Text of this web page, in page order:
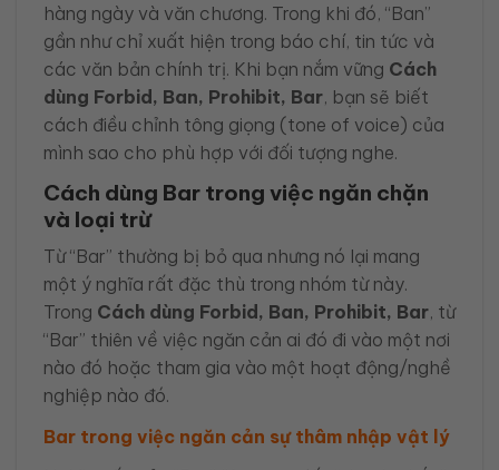
hàng ngày và văn chương. Trong khi đó, “Ban”
gần như chỉ xuất hiện trong báo chí, tin tức và
các văn bản chính trị. Khi bạn nắm vững Cách
dùng Forbid, Ban, Prohibit, Bar, bạn sẽ biết
cách điều chỉnh tông giọng (tone of voice) của
mình sao cho phù hợp với đối tượng nghe.
Cách dùng Bar trong việc ngăn chặn
và loại trừ
Từ “Bar” thường bị bỏ qua nhưng nó lại mang
một ý nghĩa rất đặc thù trong nhóm từ này.
Trong Cách dùng Forbid, Ban, Prohibit, Bar, từ
“Bar” thiên về việc ngăn cản ai đó đi vào một nơi
nào đó hoặc tham gia vào một hoạt động/nghề
nghiệp nào đó.
Bar trong việc ngăn cản sự thâm nhập vật lý